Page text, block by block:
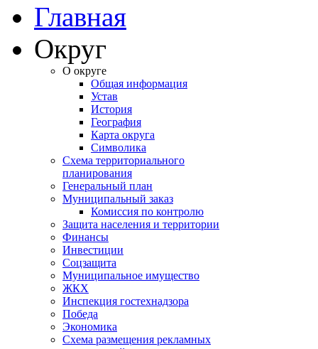
Главная
Округ
О округе
Общая информация
Устав
История
География
Карта округа
Символика
Схема территориального
планирования
Генеральный план
Муниципальный заказ
Комиссия по контролю
Защита населения и территории
Финансы
Инвестиции
Соцзащита
Муниципальное имущество
ЖКХ
Инспекция гостехнадзора
Победа
Экономика
Схема размещения рекламных